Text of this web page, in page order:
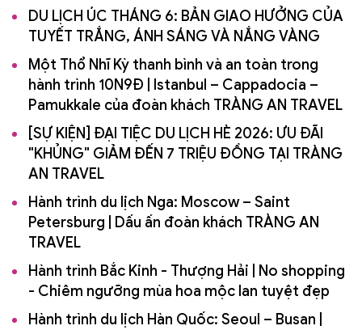
DU LỊCH ÚC THÁNG 6: BẢN GIAO HƯỞNG CỦA
TUYẾT TRẮNG, ÁNH SÁNG VÀ NẮNG VÀNG
Một Thổ Nhĩ Kỳ thanh bình và an toàn trong
hành trình 10N9Đ | Istanbul – Cappadocia –
Pamukkale của đoàn khách TRÀNG AN TRAVEL
[SỰ KIỆN] ĐẠI TIỆC DU LỊCH HÈ 2026: ƯU ĐÃI
"KHỦNG" GIẢM ĐẾN 7 TRIỆU ĐỒNG TẠI TRÀNG
AN TRAVEL
Hành trình du lịch Nga: Moscow – Saint
Petersburg | Dấu ấn đoàn khách TRÀNG AN
TRAVEL
Hành trình Bắc Kinh - Thượng Hải | No shopping
- Chiêm ngưỡng mùa hoa mộc lan tuyệt đẹp
Hành trình du lịch Hàn Quốc: Seoul – Busan |